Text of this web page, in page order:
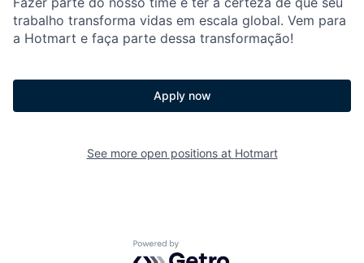
trabalho transforma vidas em escala global. Vem para
a Hotmart e faça parte dessa transformação!
Apply now
See more open positions at Hotmart
Powered by Getro.com